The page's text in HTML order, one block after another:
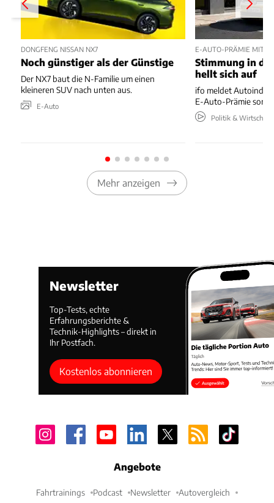
DONGFENG NISSAN NX7
Noch günstiger als der Günstige
Der NX7 baut die N-Familie um einen
kleineren SUV nach unten aus.
E-Auto
E-AUTO-PRÄMIE MIT
Stimmung in
hellt sich auf
ifo meldet
E-Auto-Prämie
Politik & Wirtschaft
Mehr anzeigen
Newsletter
Top-Tests, echte
Erfahrungsberichte &
Technik-Highlights – direkt in
Ihr Postfach.
Kostenlos abonnieren
Angebote
Fahrtrainings Podcast Newsletter Autovergleich